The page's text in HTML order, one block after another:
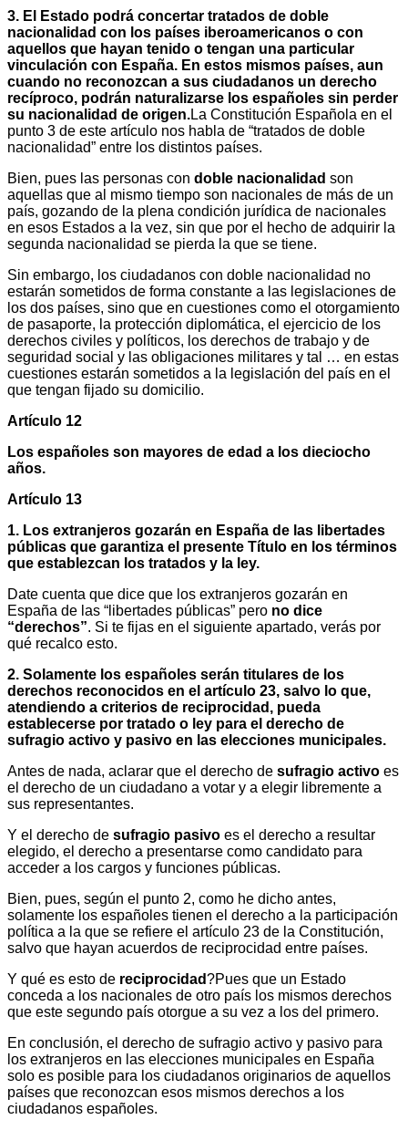
3. El Estado podrá concertar tratados de doble
nacionalidad con los países iberoamericanos o con
aquellos que hayan tenido o tengan una particular
vinculación con España. En estos mismos países, aun
cuando no reconozcan a sus ciudadanos un derecho
recíproco, podrán naturalizarse los españoles sin perder
su nacionalidad de origen.La Constitución Española en el
punto 3 de este artículo nos habla de “tratados de doble
nacionalidad” entre los distintos países.
Bien, pues las personas con doble nacionalidad son
aquellas que al mismo tiempo son nacionales de más de un
país, gozando de la plena condición jurídica de nacionales
en esos Estados a la vez, sin que por el hecho de adquirir la
segunda nacionalidad se pierda la que se tiene.
Sin embargo, los ciudadanos con doble nacionalidad no
estarán sometidos de forma constante a las legislaciones de
los dos países, sino que en cuestiones como el otorgamiento
de pasaporte, la protección diplomática, el ejercicio de los
derechos civiles y políticos, los derechos de trabajo y de
seguridad social y las obligaciones militares y tal … en estas
cuestiones estarán sometidos a la legislación del país en el
que tengan fijado su domicilio.
Artículo 12
Los españoles son mayores de edad a los dieciocho
años.
Artículo 13
1. Los extranjeros gozarán en España de las libertades
públicas que garantiza el presente Título en los términos
que establezcan los tratados y la ley.
Date cuenta que dice que los extranjeros gozarán en
España de las “libertades públicas” pero no dice
“derechos”. Si te fijas en el siguiente apartado, verás por
qué recalco esto.
2. Solamente los españoles serán titulares de los
derechos reconocidos en el artículo 23, salvo lo que,
atendiendo a criterios de reciprocidad, pueda
establecerse por tratado o ley para el derecho de
sufragio activo y pasivo en las elecciones municipales.
Antes de nada, aclarar que el derecho de sufragio activo es
el derecho de un ciudadano a votar y a elegir libremente a
sus representantes.
Y el derecho de sufragio pasivo es el derecho a resultar
elegido, el derecho a presentarse como candidato para
acceder a los cargos y funciones públicas.
Bien, pues, según el punto 2, como he dicho antes,
solamente los españoles tienen el derecho a la participación
política a la que se refiere el artículo 23 de la Constitución,
salvo que hayan acuerdos de reciprocidad entre países.
Y qué es esto de reciprocidad?Pues que un Estado
conceda a los nacionales de otro país los mismos derechos
que este segundo país otorgue a su vez a los del primero.
En conclusión, el derecho de sufragio activo y pasivo para
los extranjeros en las elecciones municipales en España
solo es posible para los ciudadanos originarios de aquellos
países que reconozcan esos mismos derechos a los
ciudadanos españoles.